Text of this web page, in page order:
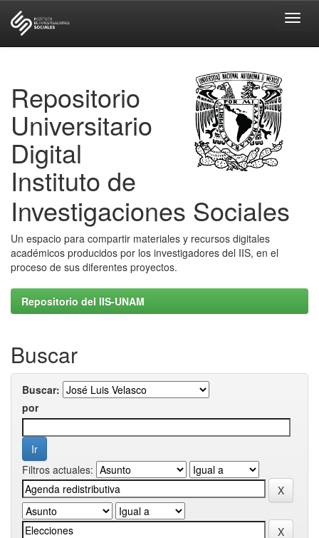
Repositorio
Universitario
Digital
Instituto de
Investigaciones Sociales
Un espacio para compartir materiales y recursos digitales
académicos producidos por los investigadores del IIS, en el
proceso de sus diferentes proyectos.
Repositorio del IIS-UNAM
Buscar
Buscar:
por
Filtros actuales: